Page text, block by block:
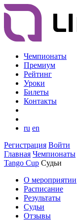
Чемпионаты
Премиум
Рейтинг
Уроки
Билеты
Контакты
ru en
Регистрация Войти
Главная Чемпионаты
Tango Cup Судьи
О мероприятии
Расписание
Результаты
Судьи
Отзывы